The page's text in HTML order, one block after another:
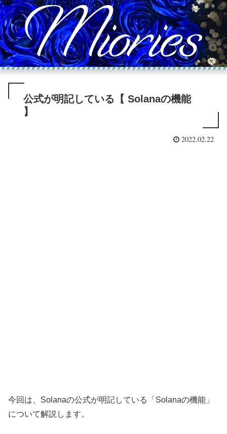
公式が明記している【 Solanaの機能
】
2022.02.22
今回は、Solanaの公式が明記している「Solanaの機能」
について解説します。